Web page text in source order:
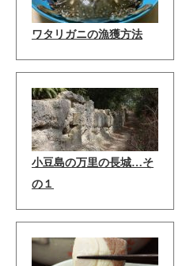
ワタリガニの漁獲方法
小豆島の万里の長城…そ
の１